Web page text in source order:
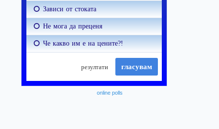
online polls